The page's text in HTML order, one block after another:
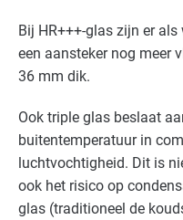
Bij HR+++-glas zijn er
een aansteker nog meer
36 mm dik.
Ook triple glas beslaat
buitentemperatuur in
luchtvochtigheid. Dit is
ook het risico op
glas (traditioneel de